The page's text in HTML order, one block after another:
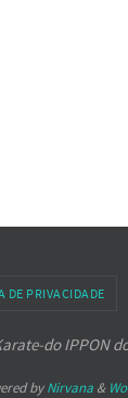
DE PRIVACIDADE
do IPPON
byNirvana&